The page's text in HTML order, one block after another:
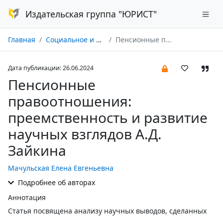
Издательская группа "ЮРИСТ"
Главная Социальное и пенсионное право № 02/2024 Пенсионные правоотношения: преемственность и развитие научных взглядов А.Д. Зайкина
Дата публикации: 26.06.2024
Пенсионные
правоотношения:
преемственность и развитие
научных взглядов А.Д.
Зайкина
Мачульская Елена Евгеньевна
Подробнее об авторах
Аннотация
Статья посвящена анализу научных выводов, сделанных